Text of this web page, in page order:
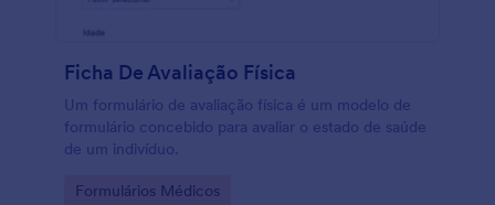
Ficha De Avaliação Física
Um formulário de avaliação física é um modelo de
formulário concebido para avaliar o estado de saúde
de um indivíduo.
Go to Category:
Formulários Médicos